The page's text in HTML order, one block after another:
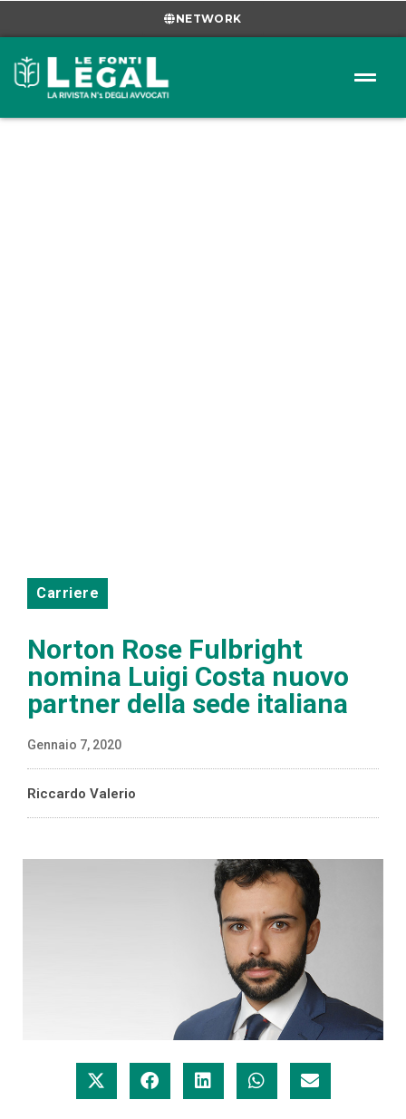
NETWORK
Carriere
Norton Rose Fulbright
nomina Luigi Costa nuovo
partner della sede italiana
Gennaio 7, 2020
Riccardo Valerio